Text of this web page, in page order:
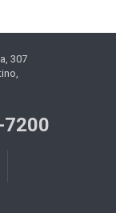
307
7200